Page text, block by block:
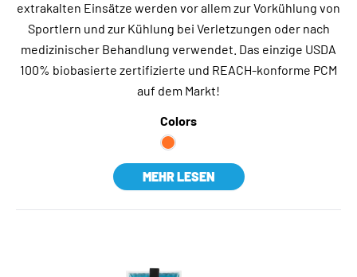
extrakalten Einsätze werden vor allem zur Vorkühlung von
Sportlern und zur Kühlung bei Verletzungen oder nach
medizinischer Behandlung verwendet. Das einzige USDA
100% biobasierte zertifizierte und REACH-konforme PCM
auf dem Markt!
Colors
MEHR LESEN